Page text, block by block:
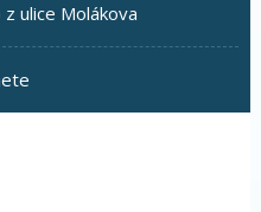
ulice Molákova